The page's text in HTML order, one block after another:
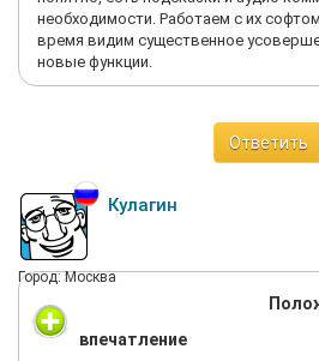
необходимости. Работаем с их
время видим существенное
новые функции.
Ответить
Кулагин
Город: Москва
впечатление